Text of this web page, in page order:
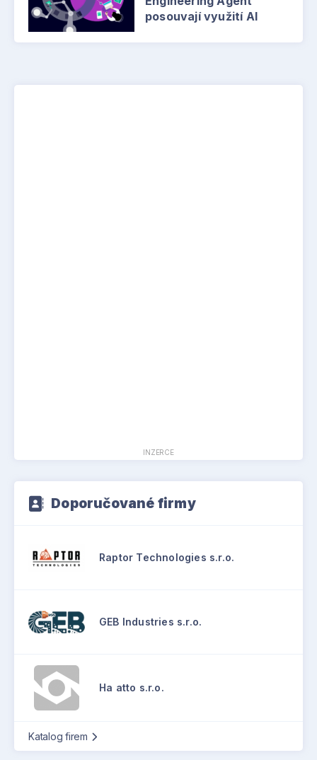
posouvají využití AI
INZERCE
Doporučované firmy
Raptor Technologies s.r.o.
GEB Industries s.r.o.
Ha atto s.r.o.
Katalog firem